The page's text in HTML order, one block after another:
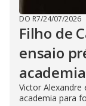
DO R7/24/07/2026
Filho de
ensaio
academia
Victor Alexandre
academia para